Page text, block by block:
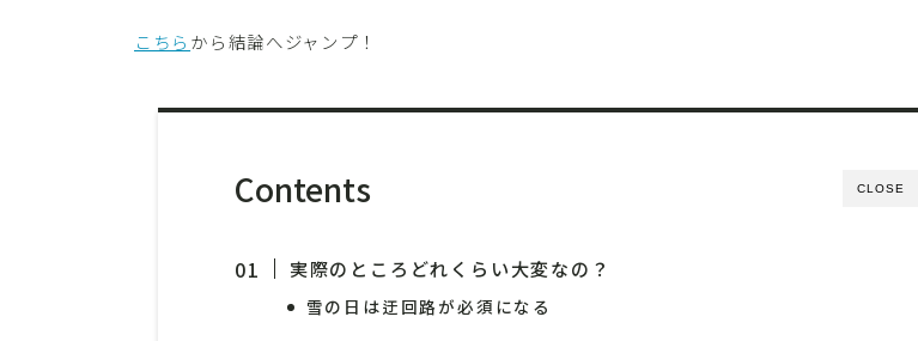
こちら から結論へジャンプ！
CLOSE
Contents
実際のところどれくらい大変なの？
雪の日は迂回路が必須になる